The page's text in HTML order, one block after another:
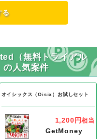
（無料トライアル
の人気案件
オイシックス（Oisix）お試しセット
1,200円相当
GetMoney